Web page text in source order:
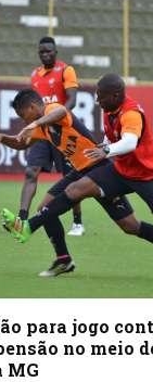
para jogo
no meio
MG